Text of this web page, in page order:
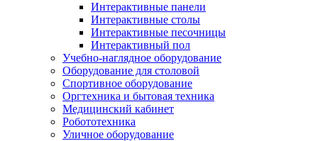
Интерактивные панели
Интерактивные столы
Интерактивные песочницы
Интерактивный пол
Учебно-наглядное оборудование
Оборудование для столовой
Спортивное оборудование
Оргтехника и бытовая техника
Медицинский кабинет
Робототехника
Уличное оборудование